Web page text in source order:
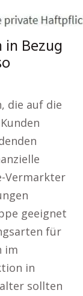
Bezug
die auf die
Vermarkter
geeignet
für
im
in
sollten